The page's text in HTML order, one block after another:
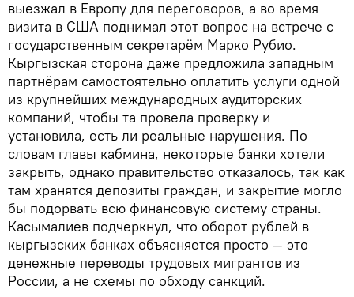
выезжал в Европу для переговоров, а во время
визита в США поднимал этот вопрос на встрече с
государственным секретарём Марко Рубио.
Кыргызская сторона даже предложила западным
партнёрам самостоятельно оплатить услуги одной
из крупнейших международных аудиторских
компаний, чтобы та провела проверку и
установила, есть ли реальные нарушения. По
словам главы кабмина, некоторые банки хотели
закрыть, однако правительство отказалось, так как
там хранятся депозиты граждан, и закрытие могло
бы подорвать всю финансовую систему страны.
Касымалиев подчеркнул, что оборот рублей в
кыргызских банках объясняется просто — это
денежные переводы трудовых мигрантов из
России, а не схемы по обходу санкций.